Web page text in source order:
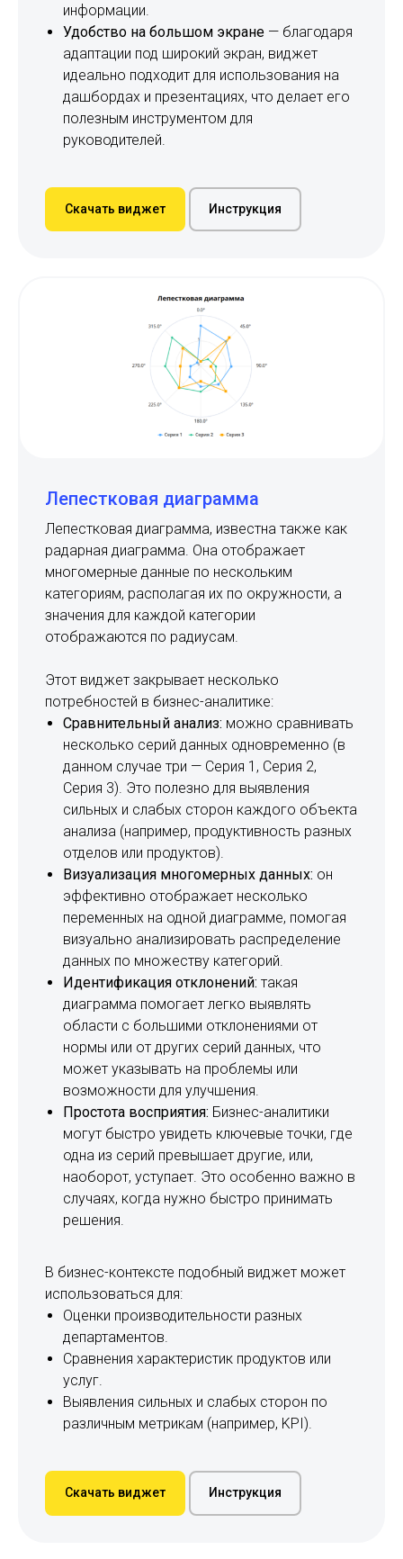
информации.
Удобство на большом экране — благодаря
адаптации под широкий экран, виджет
идеально подходит для использования на
дашбордах и презентациях, что делает его
полезным инструментом для
руководителей.
Скачать виджет Инструкция
Лепестковая диаграмма
Лепестковая диаграмма, известна также как
радарная диаграмма. Она отображает
многомерные данные по нескольким
категориям, располагая их по окружности, а
значения для каждой категории
отображаются по радиусам.
Этот виджет закрывает несколько
потребностей в бизнес-аналитике:
Сравнительный анализ: можно сравнивать
несколько серий данных одновременно (в
данном случае три — Серия 1, Серия 2,
Серия 3). Это полезно для выявления
сильных и слабых сторон каждого объекта
анализа (например, продуктивность разных
отделов или продуктов).
Визуализация многомерных данных: он
эффективно отображает несколько
переменных на одной диаграмме, помогая
визуально анализировать распределение
данных по множеству категорий.
Идентификация отклонений: такая
диаграмма помогает легко выявлять
области с большими отклонениями от
нормы или от других серий данных, что
может указывать на проблемы или
возможности для улучшения.
Простота восприятия: Бизнес-аналитики
могут быстро увидеть ключевые точки, где
одна из серий превышает другие, или,
наоборот, уступает. Это особенно важно в
случаях, когда нужно быстро принимать
решения.
В бизнес-контексте подобный виджет может
использоваться для:
Оценки производительности разных
департаментов.
Сравнения характеристик продуктов или
услуг.
Выявления сильных и слабых сторон по
различным метрикам (например, KPI).
Скачать виджет Инструкция